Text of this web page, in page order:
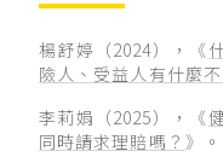
楊舒婷（2024），《
險人、受益人有什麼
李莉娟（2025），《
同時請求理賠嗎？ 》。